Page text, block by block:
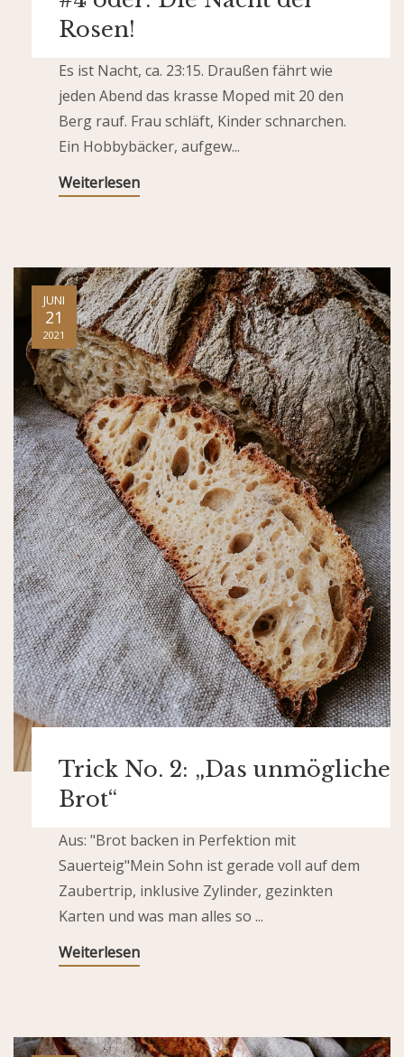
Rosen!
Es ist Nacht, ca. 23:15. Draußen fährt wie
jeden Abend das krasse Moped mit 20 den
Berg rauf. Frau schläft, Kinder schnarchen.
Ein Hobbybäcker, aufgew...
Weiterlesen
JUNI
21
2021
Trick No. 2: „Das unmögliche
Brot“
Aus: "Brot backen in Perfektion mit
Sauerteig"Mein Sohn ist gerade voll auf dem
Zaubertrip, inklusive Zylinder, gezinkten
Karten und was man alles so ...
Weiterlesen